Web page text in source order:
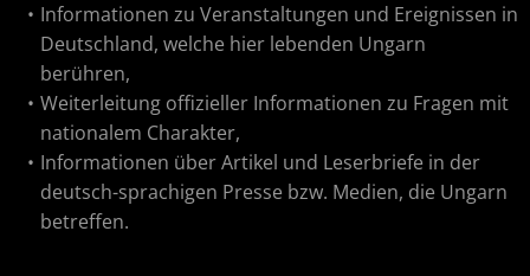
Informationen zu Veranstaltungen und Ereignissen in
Deutschland, welche hier lebenden Ungarn
berühren,
Weiterleitung offizieller Informationen zu Fragen mit
nationalem Charakter,
Informationen über Artikel und Leserbriefe in der
deutsch-sprachigen Presse bzw. Medien, die Ungarn
betreffen.